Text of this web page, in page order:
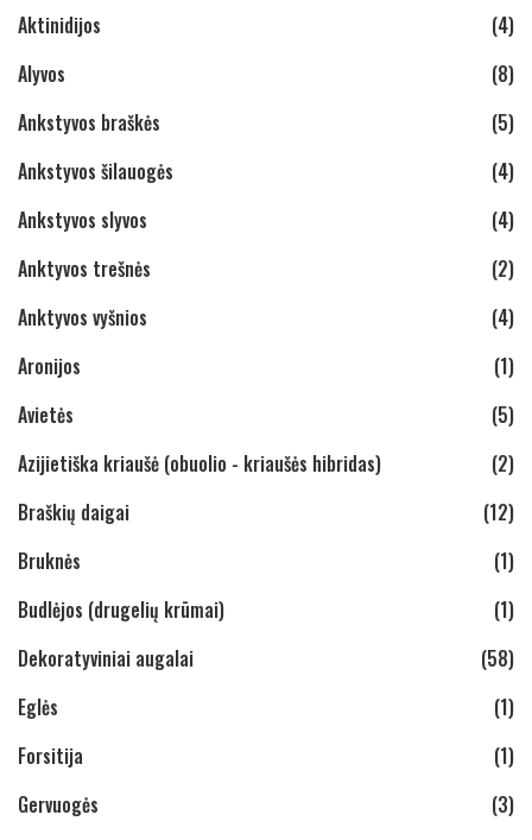
Aktinidijos
(4)
Alyvos
(8)
Ankstyvos braškės
(5)
Ankstyvos šilauogės
(4)
Ankstyvos slyvos
(4)
Anktyvos trešnės
(2)
Anktyvos vyšnios
(4)
Aronijos
(1)
Avietės
(5)
Azijietiška kriaušė (obuolio - kriaušės hibridas)
(2)
Braškių daigai
(12)
Bruknės
(1)
Budlėjos (drugelių krūmai)
(1)
Dekoratyviniai augalai
(58)
Eglės
(1)
Forsitija
(1)
Gervuogės
(3)